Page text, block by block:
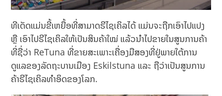
ທີເດັດແມ່ນຂີ້ເຫຍື້ອທີ່ສາມາດຣີໄຊເຄິລໄດ້ ແມ່ນຈະຖືກເອົາໄປແປງ
ຫຼື ເອົາໄປຣີໄຊເຄິລໃຫ້ເປັນສິນຄ້າໃໝ່ ແລ້ວນຳໄປຂາຍໃນສູນການຄ້າ
ທີ່ຊື່ວ່າ ReTuna ທີ່ຂາຍສະເພາະເຄື່ອງມືສອງທີ່ຢູ່ພາຍໃຕ້ການ
ດູແລຂອງລັດຖະບານເມືອງ Eskilstuna ແລະ ຖືວ່າເປັນສູນການ
ຄ້າຣີໄຊເຄິລທຳອິດຂອງໂລກ.